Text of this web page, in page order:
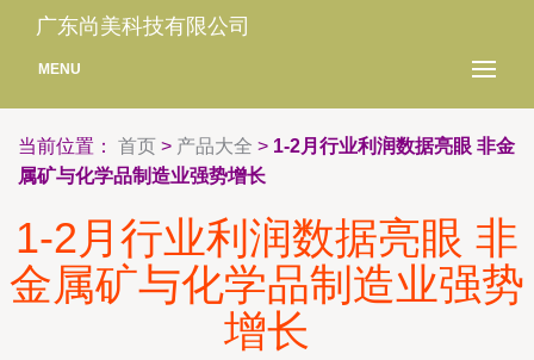
广东尚美科技有限公司
MENU
当前位置： 首页 > 产品大全 > 1-2月行业利润数据亮眼 非金
属矿与化学品制造业强势增长
1-2月行业利润数据亮眼 非
金属矿与化学品制造业强势
增长